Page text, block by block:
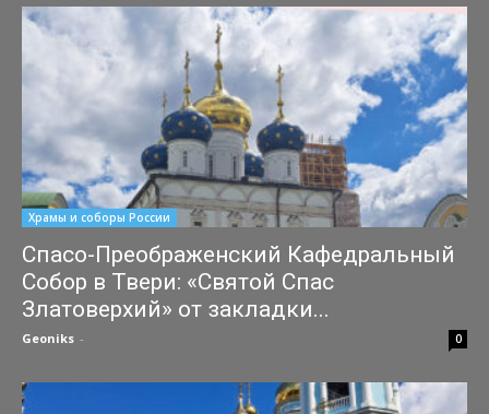
Храмы и соборы России
Спасо-Преображенский Кафедральный
Собор в Твери: «Святой Спас
Златоверхий» от закладки...
Geoniks - 0